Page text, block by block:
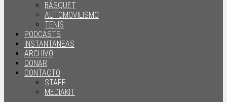
BÁSQUET
AUTOMOVILISMO
TENIS
PODCASTS
INSTANTANEAS
ARCHIVO
DONAR
CONTACTO
STAFF
MEDIAKIT